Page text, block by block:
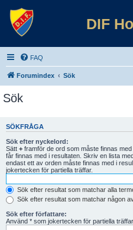
DIF
FAQ
Forumindex Sök
Sök
SÖKFRÅGA
Sök efter nyckelord:
Sätt + framför de ord som måste finnas
får finnas med i resultaten. Skriv en lista
endast ett av orden måste finnas med i
jokertecken för partiella träffar.
Sök efter resultat som matchar alla
Sök efter resultat som matchar någon
Sök efter författare:
Använd * som jokertecken för partiella träffar.